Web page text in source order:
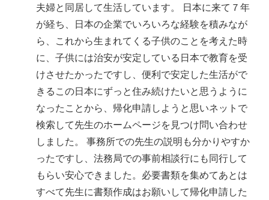
夫婦と同居して生活しています。 日本に来て７年
が経ち、日本の企業でいろいろな経験を積みなが
ら、これから生まれてくる子供のことを考えた時
に、子供には治安が安定している日本で教育を受
けさせたかったですし、便利で安定した生活がで
きるこの日本にずっと住み続けたいと思うように
なったことから、帰化申請しようと思いネットで
検索して先生のホームページを見つけ問い合わせ
しました。 事務所での先生の説明も分かりやすか
ったですし、法務局での事前相談行にも同行して
もらい安心できました。必要書類を集めてあとは
すべて先生に書類作成はお願いして帰化申請した